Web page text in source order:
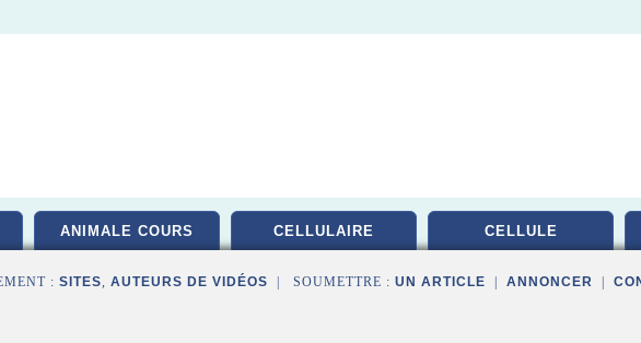
ANIMALE COURS CELLULAIRE CELLULE
: SITES, AUTEURS DE VIDÉOS | SOUMETTRE : UN ARTICLE ANNONCER